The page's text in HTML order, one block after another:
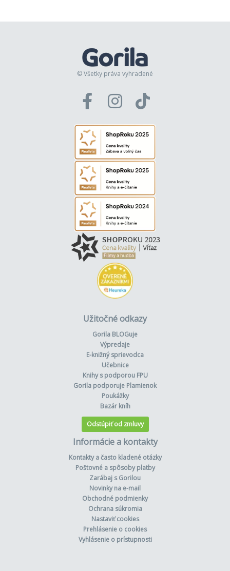
© Všetky práva vyhradené
Užitočné odkazy
Gorila BLOGuje
Výpredaje
E-knižný sprievodca
Učebnice
Knihy s podporou FPU
Gorila podporuje Plamienok
Poukážky
Bazár kníh
Odstúpiť od zmluvy
Informácie a kontakty
Kontakty a často kladené otázky
Poštovné a spôsoby platby
Zarábaj s Gorilou
Novinky na e-mail
Obchodné podmienky
Ochrana súkromia
Nastaviť cookies
Prehlásenie o cookies
Vyhlásenie o prístupnosti